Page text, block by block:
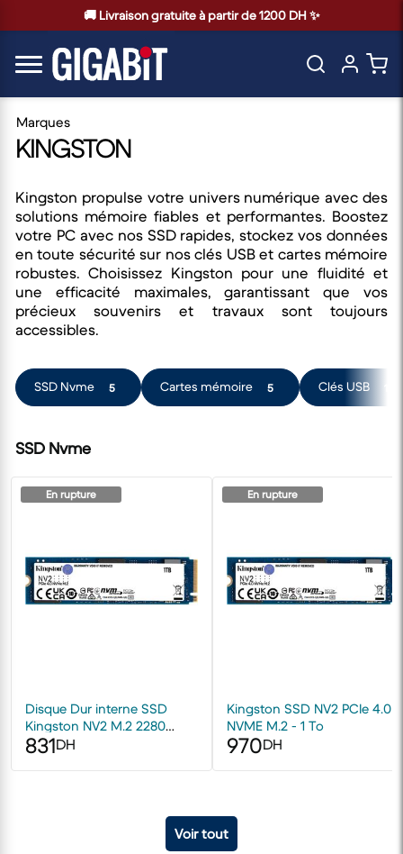
🚚 Livraison gratuite à partir de 1200 DH ✨
Marques
KINGSTON
Kingston propulse votre univers numérique avec des
solutions mémoire fiables et performantes. Boostez
votre PC avec nos SSD rapides, stockez vos données
en toute sécurité sur nos clés USB et cartes mémoire
robustes. Choisissez Kingston pour une fluidité et
une efficacité maximales, garantissant que vos
précieux souvenirs et travaux sont toujours
accessibles.
SSD Nvme 5 Cartes mémoire 5 Clés USB
SSD Nvme
En rupture
Disque Dur interne SSD
Kingston NV2 M.2 2280
NVMe PCIe 4.0 Express 1000
Go
831DH
En rupture
Kingston SSD NV2 PCIe 4.0
NVME M.2 - 1 To
970DH
Voir tout